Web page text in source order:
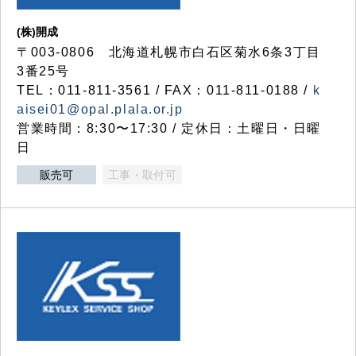
(株)開成
〒003-0806 北海道札幌市白石区菊水6条3丁目
3番25号
TEL：011-811-3561 / FAX：011-811-0188 / k
aisei01@opal.plala.or.jp
営業時間：8:30〜17:30 / 定休日：土曜日・日曜
日
販売可 工事・取付可